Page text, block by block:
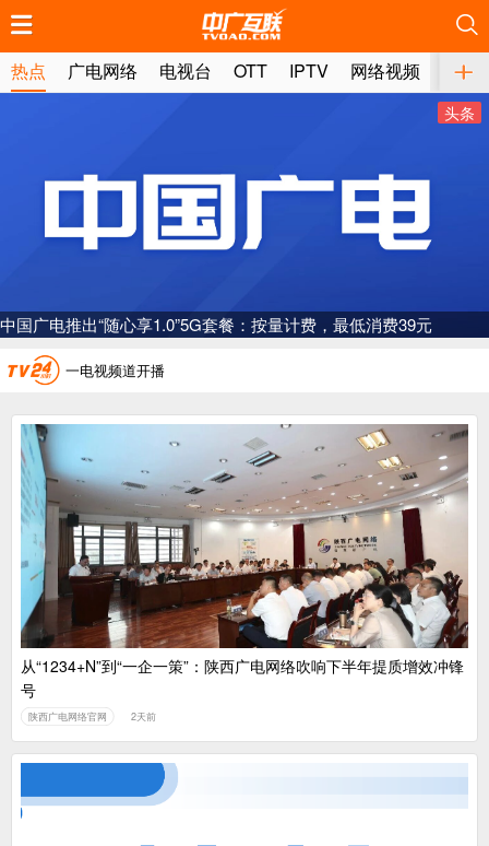
热点 广电网络 电视台 OTT IPTV 网络视频 媒体
头条
中国广电推出“随心享1.0”5G套餐：按量计费，最低消费39元
广电总局对互联网电视自动续费专项治理
中国广电：编制一体化电视技术标准白皮书
一电视频道开播
“纵深推进”系统性变革，广电媒体如何发力？
“一省一网”，中国广电为何走了二十年？
广电总局对互联网电视自动续费专项治理
中国广电：编制一体化电视技术标准白皮书
推荐
从“1234+N”到“一企一策”：陕西广电网络吹响下半年提质增效冲锋
号
陕西广电网络官网 2天前
推荐
推荐
推荐
推荐
推荐
推荐
推荐
推荐
推荐
推荐
推荐
推荐
推荐
推荐
推荐
推荐
推荐
推荐
推荐